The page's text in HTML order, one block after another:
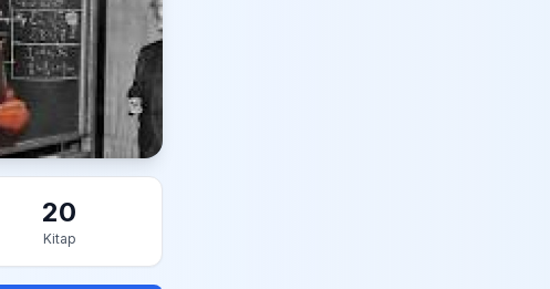
20
Kitap